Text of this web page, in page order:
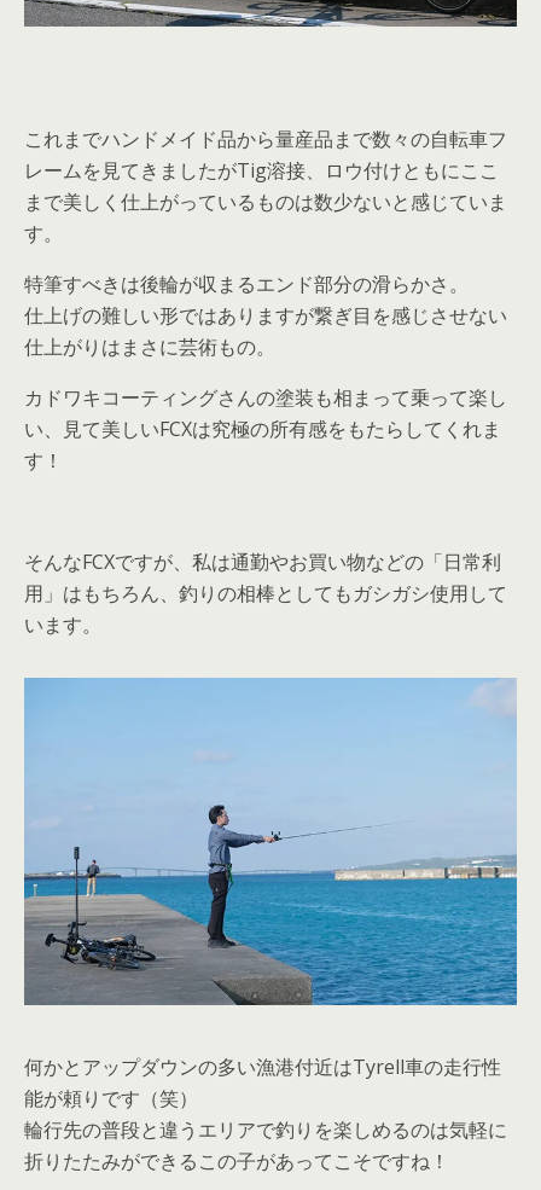
これまでハンドメイド品から量産品まで数々の自転車フ
レームを見てきましたがTig溶接、ロウ付けともにここ
まで美しく仕上がっているものは数少ないと感じていま
す。
特筆すべきは後輪が収まるエンド部分の滑らかさ。
仕上げの難しい形ではありますが繋ぎ目を感じさせない
仕上がりはまさに芸術もの。
カドワキコーティングさんの塗装も相まって乗って楽し
い、見て美しいFCXは究極の所有感をもたらしてくれま
す！
そんなFCXですが、私は通勤やお買い物などの「日常利
用」はもちろん、釣りの相棒としてもガシガシ使用して
います。
何かとアップダウンの多い漁港付近はTyrell車の走行性
能が頼りです（笑）
輪行先の普段と違うエリアで釣りを楽しめるのは気軽に
折りたたみができるこの子があってこそですね！